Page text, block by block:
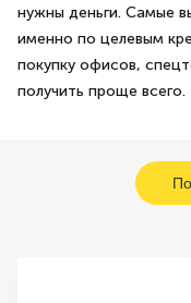
нужны деньги. Самые
именно по целевым
покупку офисов,
получить проще всего.